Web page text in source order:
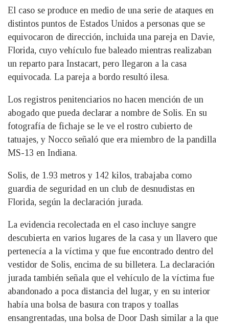
El caso se produce en medio de una serie de ataques en
distintos puntos de Estados Unidos a personas que se
equivocaron de dirección, incluida una pareja en Davie,
Florida, cuyo vehículo fue baleado mientras realizaban
un reparto para Instacart, pero llegaron a la casa
equivocada. La pareja a bordo resultó ilesa.
Los registros penitenciarios no hacen mención de un
abogado que pueda declarar a nombre de Solis. En su
fotografía de fichaje se le ve el rostro cubierto de
tatuajes, y Nocco señaló que era miembro de la pandilla
MS-13 en Indiana.
Solis, de 1.93 metros y 142 kilos, trabajaba como
guardia de seguridad en un club de desnudistas en
Florida, según la declaración jurada.
La evidencia recolectada en el caso incluye sangre
descubierta en varios lugares de la casa y un llavero que
pertenecía a la víctima y que fue encontrado dentro del
vestidor de Solis, encima de su billetera. La declaración
jurada también señala que el vehículo de la víctima fue
abandonado a poca distancia del lugar, y en su interior
había una bolsa de basura con trapos y toallas
ensangrentadas, una bolsa de Door Dash similar a la que